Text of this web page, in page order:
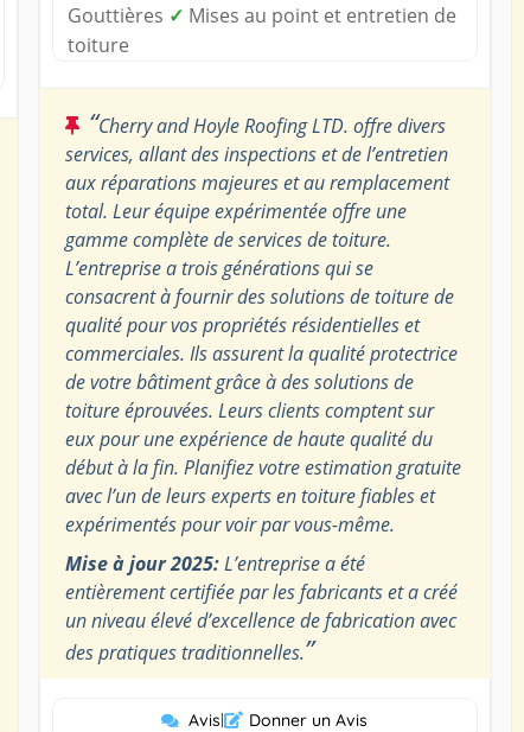
Gouttières ✓ Mises au point et entretien de
toiture
“Cherry and Hoyle Roofing LTD. offre divers
services, allant des inspections et de l’entretien
aux réparations majeures et au remplacement
total. Leur équipe expérimentée offre une
gamme complète de services de toiture.
L’entreprise a trois générations qui se
consacrent à fournir des solutions de toiture de
qualité pour vos propriétés résidentielles et
commerciales. Ils assurent la qualité protectrice
de votre bâtiment grâce à des solutions de
toiture éprouvées. Leurs clients comptent sur
eux pour une expérience de haute qualité du
début à la fin. Planifiez votre estimation gratuite
avec l’un de leurs experts en toiture fiables et
expérimentés pour voir par vous-même.
Mise à jour 2025:L’entreprise a été
entièrement certifiée par les fabricants et a créé
un niveau élevé d’excellence de fabrication avec
des pratiques traditionnelles.”
Avis| Donner un Avis